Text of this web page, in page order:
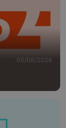
05/08/2026